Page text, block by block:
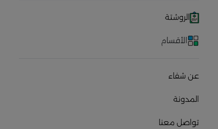
الروشتة
الأقسام
عن شفاء
المدونة
تواصل معنا